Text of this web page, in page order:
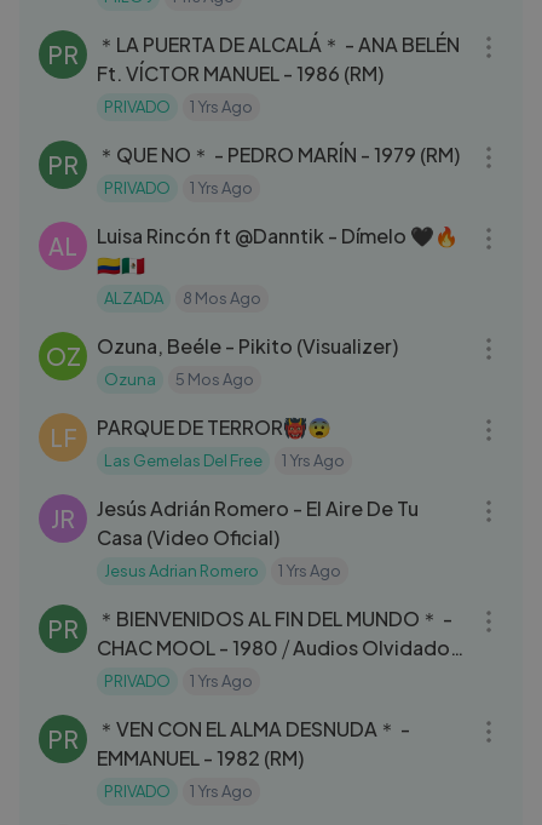
PR
＊LA PUERTA DE ALCALÁ＊ - ANA BELÉN
Ft. VÍCTOR MANUEL - 1986 (RM)
PRIVADO 1 Yrs Ago
PR ＊QUE NO＊ - PEDRO MARÍN - 1979 (RM)
PRIVADO 1 Yrs Ago
AL
Luisa Rincón ft ‪@Danntik‬ - Dímelo 🖤🔥
🇨🇴🇲🇽
ALZADA 8 Mos Ago
OZ Ozuna, Beéle - Pikito (Visualizer)
Ozuna 5 Mos Ago
LF PARQUE DE TERROR👹😨
Las Gemelas Del Free 1 Yrs Ago
JR
Jesús Adrián Romero - El Aire De Tu
Casa (Video Oficial)
Jesus Adrian Romero 1 Yrs Ago
PR
＊BIENVENIDOS AL FIN DEL MUNDO＊ -
CHAC MOOL - 1980 ⧸ Audios Olvidados
de los 80s...
PRIVADO 1 Yrs Ago
PR
＊VEN CON EL ALMA DESNUDA＊ -
EMMANUEL - 1982 (RM)
PRIVADO 1 Yrs Ago